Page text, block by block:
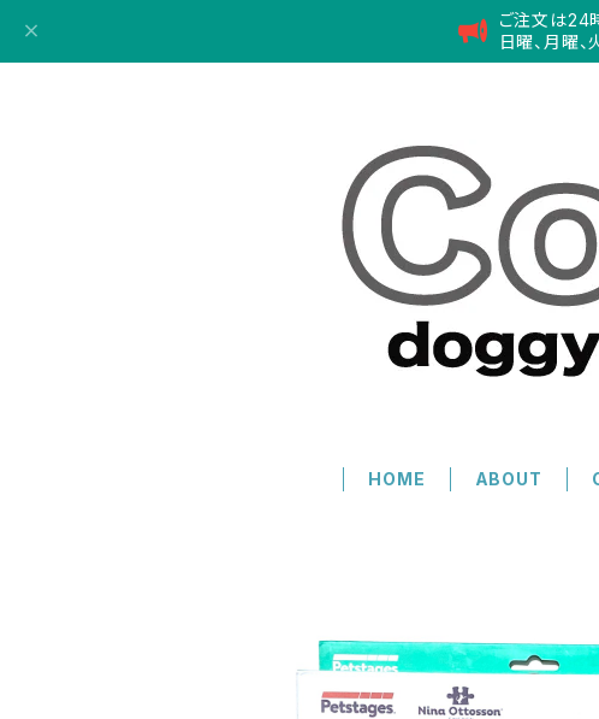
ご注文は24
日曜、月曜
HOME ABOUT